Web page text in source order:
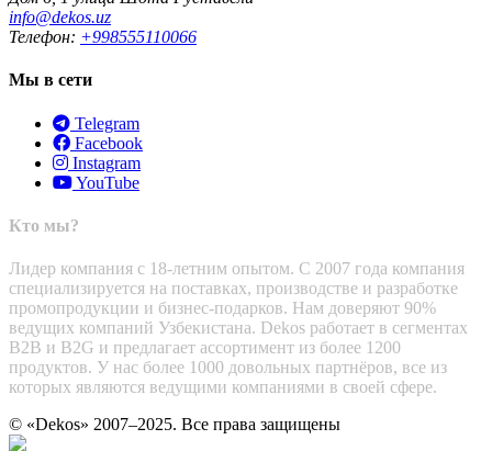
info@dekos.uz
Телефон: +998555110066
Мы в сети
Telegram
Facebook
Instagram
YouTube
Кто мы?
Лидер компания с 18-летним опытом. С 2007 года компания
специализируется на поставках, производстве и разработке
промопродукции и бизнес-подарков. Нам доверяют 90%
ведущих компаний Узбекистана. Dekos работает в сегментах
B2B и B2G и предлагает ассортимент из более 1200
продуктов. У нас более 1000 довольных партнёров, все из
которых являются ведущими компаниями в своей сфере.
© «Dekos» 2007–2025. Все права защищены